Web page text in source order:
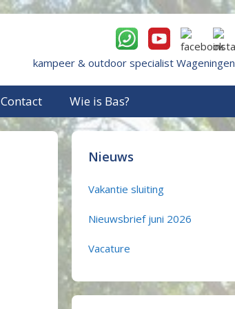
kampeer & outdoor specialist Wageningen
Contact Wie is Bas?
Nieuws
Vakantie sluiting
Nieuwsbrief juni 2026
Vacature